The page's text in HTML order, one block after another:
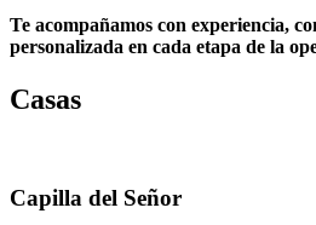
Te acompañamos con experiencia,
personalizada en cada etapa de la
Casas
Capilla del Señor